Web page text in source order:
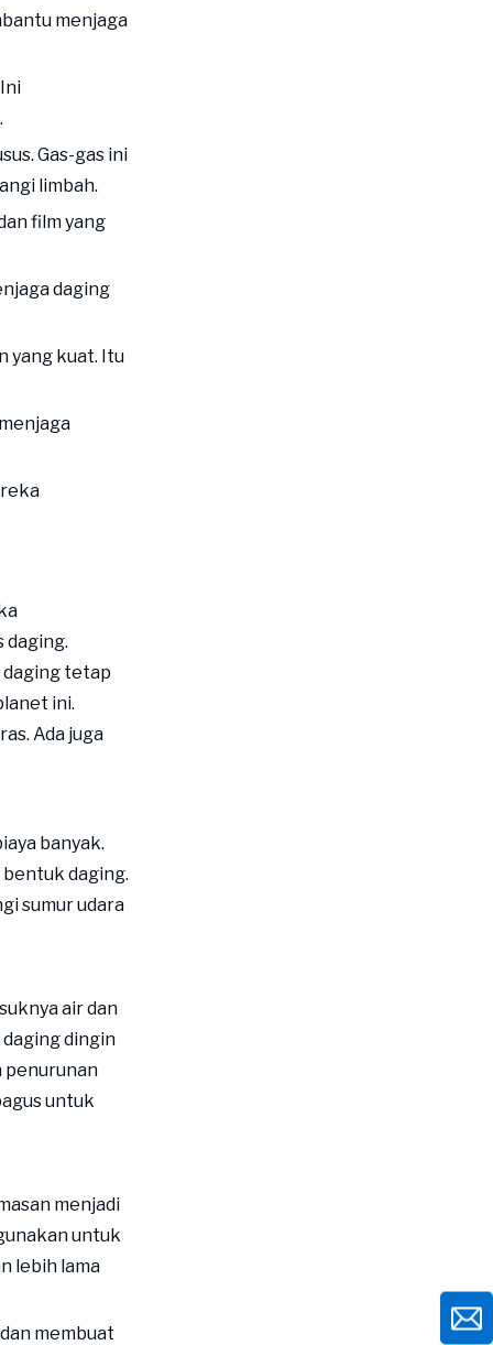
menjaga
Gas-gas ini
limbah.
film yang
daging
yang kuat. Itu
daging.
daging tetap
ini.
Ada juga
banyak.
bentuk daging.
sumur udara
air dan
dingin
penurunan
untuk
menjadi
untuk
lebih lama
dan membuat